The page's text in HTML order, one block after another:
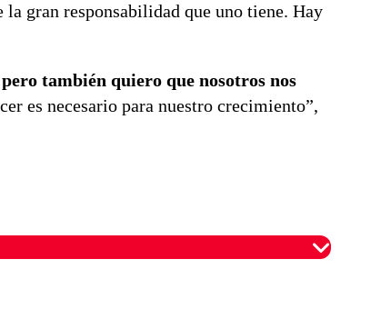
gran responsabilidad que uno tiene. Hay
también quiero que nosotros nos
es necesario para nuestro crecimiento”,